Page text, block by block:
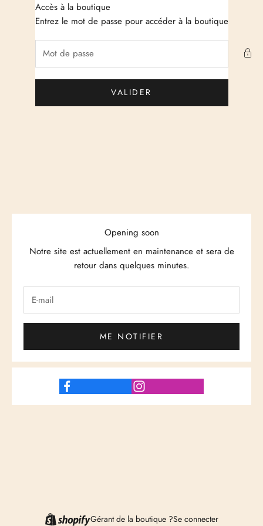
Passer au contenu Just Cashmere
Accès à la boutique
Entrez le mot de passe pour accéder à la boutique
VALIDER
Opening soon
Notre site est actuellement en maintenance et sera de
retour dans quelques minutes.
ME NOTIFIER
Gérant de la boutique ?Se connecter